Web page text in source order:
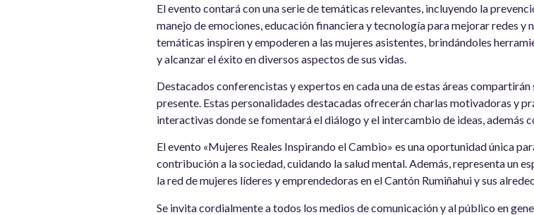
El evento contará con una serie de temáticas relevantes, incluyendo la
manejo de emociones, educación financiera y tecnología para mejorar redes y
temáticas inspiren y empoderen a las mujeres asistentes, brindándoles
y alcanzar el éxito en diversos aspectos de sus vidas.
Destacados conferencistas y expertos en cada una de estas áreas
presente. Estas personalidades destacadas ofrecerán charlas motivadoras y
interactivas donde se fomentará el diálogo y el intercambio de ideas, además
El evento «Mujeres Reales Inspirando el Cambio» es una oportunidad única
contribución a la sociedad, cuidando la salud mental. Además, representa un
la red de mujeres líderes y emprendedoras en el Cantón Rumiñahui y sus
Se invita cordialmente a todos los medios de comunicación y al público en